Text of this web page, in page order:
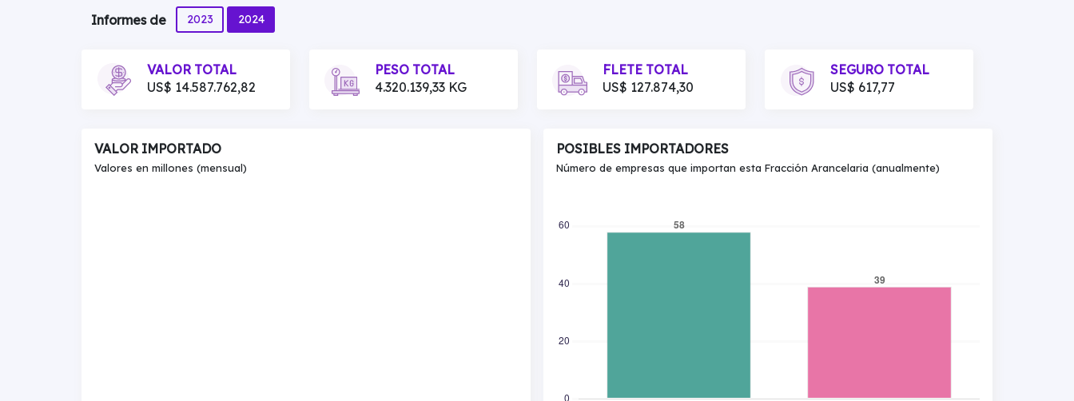
Informes de 2023 2024
VALOR TOTAL
US$ 14.587.762,82
PESO TOTAL
4.320.139,33 KG
FLETE TOTAL
US$ 127.874,30
SEGURO TOTAL
US$ 617,77
VALOR IMPORTADO
Valores en millones (mensual)
POSIBLES IMPORTADORES
Número de empresas que importan esta Fracción Arancelaria (anualmente)